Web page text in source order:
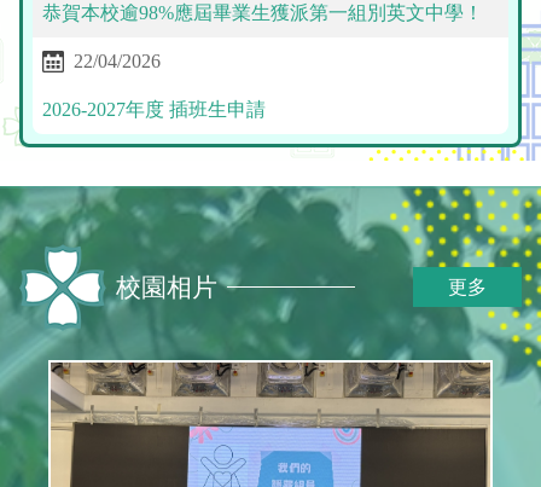
恭賀本校逾98%應屆畢業生獲派第一組別英文中學！
22/04/2026
2026-2027年度 插班生申請
校園相片 更多